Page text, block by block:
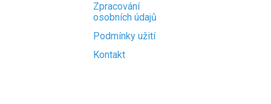
Zpracování
osobních údajů
Podmínky užití
Kontakt